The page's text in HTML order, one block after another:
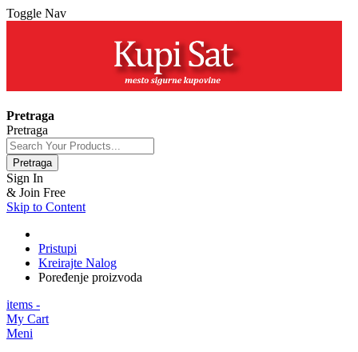
Toggle Nav
Pretraga
Pretraga
Pretraga
Sign In
& Join Free
Skip to Content
Pristupi
Kreirajte Nalog
Poređenje proizvoda
items -
My Cart
Meni